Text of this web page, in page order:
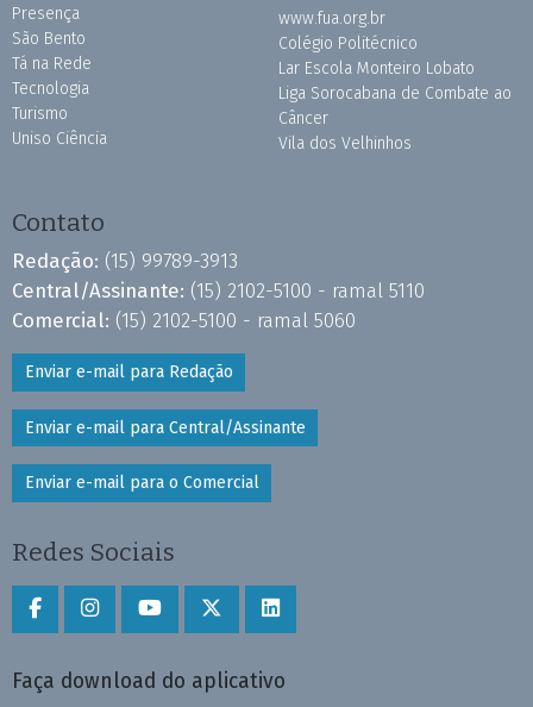
Presença
São Bento
Tá na Rede
Tecnologia
Turismo
Uniso Ciência
www.fua.org.br
Colégio Politécnico
Lar Escola Monteiro Lobato
Liga Sorocabana de Combate ao
Câncer
Vila dos Velhinhos
Contato
Redação: (15) 99789-3913
Central/Assinante: (15) 2102-5100 - ramal 5110
Comercial: (15) 2102-5100 - ramal 5060
Enviar e-mail para Redação
Enviar e-mail para Central/Assinante
Enviar e-mail para o Comercial
Redes Sociais
Faça download do aplicativo